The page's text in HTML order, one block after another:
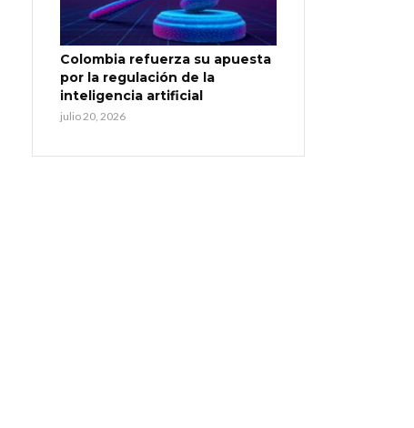
Colombia refuerza su apuesta
por la regulación de la
inteligencia artificial
julio 20, 2026